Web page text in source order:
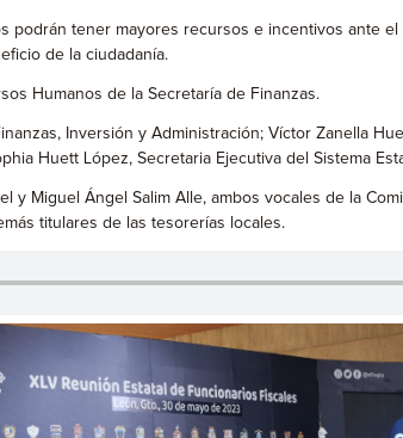
podrán tener mayores recursos e incentivos ante
de la ciudadanía.
Humanos de la Secretaría de Finanzas.
Inversión y Administración; Víctor Zanella
Huett López, Secretaria Ejecutiva del Sistema
y Miguel Ángel Salim Alle, ambos vocales de la
titulares de las tesorerías locales.